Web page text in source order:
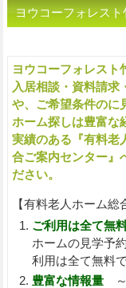
ヨウコーフォレス
ヨウコーフォレスト
入居相談・資料請求
や、ご希望条件のに
ホーム探しは豊富な
実績のある『有料老
合ご案内センター』
ださい。
【有料老人ホーム総
ご利用は全て無
ホームの見学予
利用は全て無料で
豊富な情報量～